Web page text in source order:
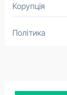
Корупція
Політика